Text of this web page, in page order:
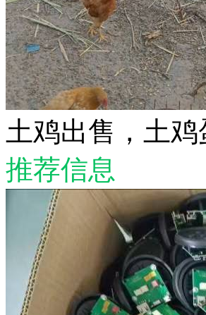
土鸡出售，土鸡
推荐信息